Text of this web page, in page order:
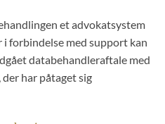
et advokatsystem
forbindelse med support kan
databehandleraftale med
har påtaget sig